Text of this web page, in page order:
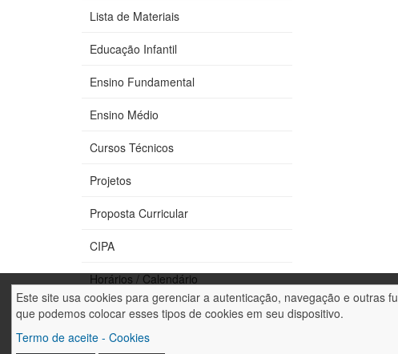
Este site usa cookies para gerenciar a autenticação, navegação e outras
que podemos colocar esses tipos de cookies em seu dispositivo.
Termo de aceite - Cookies
Lista de Materiais
Educação Infantil
Ensino Fundamental
Ensino Médio
Cursos Técnicos
Projetos
Proposta Curricular
CIPA
Horários / Calendário
Fale conosco
Trabalhe conosco